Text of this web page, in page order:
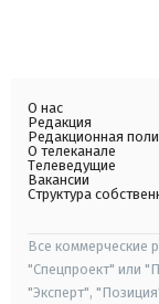
О нас
Редакция
Редакционная
О телеканале
Телеведущие
Вакансии
Структура
Все коммерческие
"Спецпроект" или
"Эксперт",